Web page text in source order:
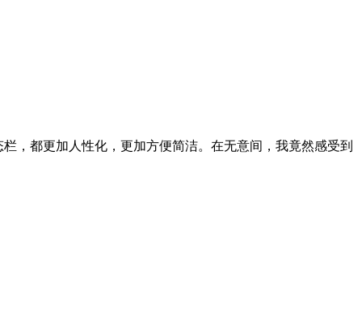
，都更加人性化，更加方便简洁。在无意间，我竟然感受到